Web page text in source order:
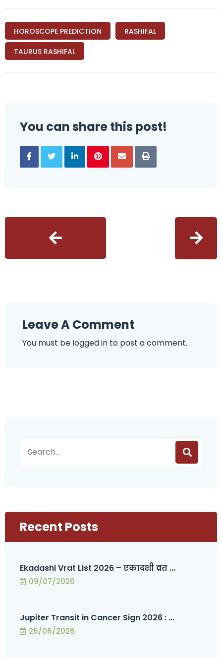
HOROSCOPE PREDICTION RASHIFAL
TAURUS RASHIFAL
You can share this post!
Leave A Comment
You must be logged in to post a comment.
Recent Posts
Ekadashi Vrat List 2026 – एकादशी व्रत ...
09/07/2026
Jupiter Transit in Cancer Sign 2026 : ...
26/06/2026